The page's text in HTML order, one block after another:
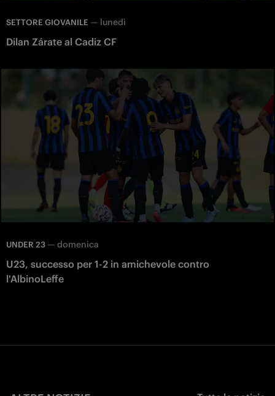
SETTORE GIOVANILE — lunedì
Dilan Zárate al Cadiz CF
UNDER 23 — domenica
U23, successo per 1-2 in amichevole contro
l'AlbinoLeffe